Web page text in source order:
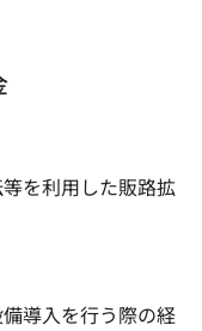
を利用した販路拡
導入を行う際の経